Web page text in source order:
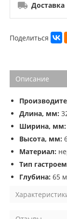
Доставка
Поделиться
Описание
Длина, мм:
Ширина, мм:
Высота, мм:
Материал:
Тип
Глубина: 65